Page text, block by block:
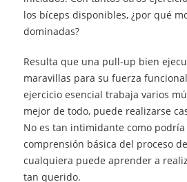
los bíceps disponibles, ¿por qué
dominadas?
Resulta que una pull-up bien
maravillas para su fuerza
ejercicio esencial trabaja varios
mejor de todo, puede realizarse
No es tan intimidante como
comprensión básica del proceso
cualquiera puede aprender a
tan querido.